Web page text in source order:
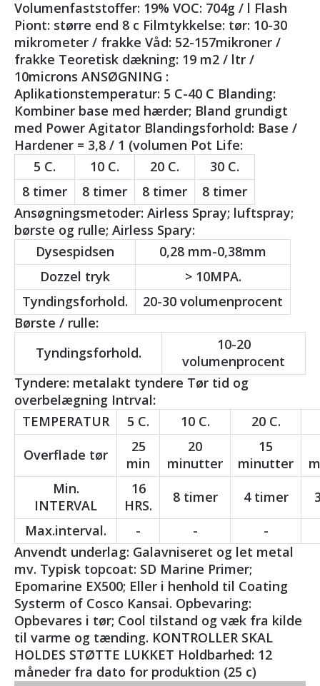
Volumenfaststoffer: 19% VOC: 704g / l Flash
Piont: større end 8 c Filmtykkelse: tør: 10-30
mikrometer / frakke Våd: 52-157mikroner /
frakke Teoretisk dækning: 19 m2 / ltr /
10microns ANSØGNING :
Aplikationstemperatur: 5 C-40 C Blanding:
Kombiner base med hærder; Bland grundigt
med Power Agitator Blandingsforhold: Base /
Hardener = 3,8 / 1 (volumen Pot Life:
5 C.
10 C. 20 C.
30 C.
8 timer
8 timer 8 timer
8 timer
Ansøgningsmetoder: Airless Spray; luftspray;
børste og rulle; Airless Spary:
Dysespidsen
0,28 mm-0,38mm
Dozzel tryk
> 10MPA.
Tyndingsforhold.
20-30 volumenprocent
Børste / rulle:
Tyndingsforhold.
10-20
volumenprocent
Tyndere: metalakt tyndere Tør tid og
overbelægning Intrval:
TEMPERATUR
5 C. 10 C.
20 C.
Overflade tør
25
min
20
minutter
15
minutter
Min.
INTERVAL
16
HRS.
8 timer 4 timer
Max.interval.
- -
-
Anvendt underlag: Galavniseret og let metal
mv. Typisk topcoat: SD Marine Primer;
Epomarine EX500; Eller i henhold til Coating
Systerm of Cosco Kansai. Opbevaring:
Opbevares i tør; Cool tilstand og væk fra kilde
til varme og tænding. KONTROLLER SKAL
HOLDES STØTTE LUKKET Holdbarhed: 12
måneder fra dato for produktion (25 c)